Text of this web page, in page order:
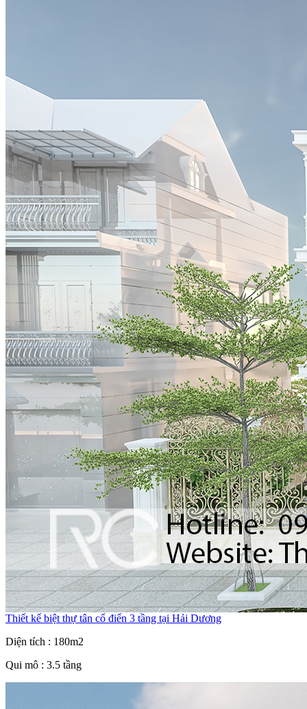
Thiết kế biệt thự tân cổ điển 3 tầng tại Hải Dương
Diện tích : 180m2
Qui mô : 3.5 tầng